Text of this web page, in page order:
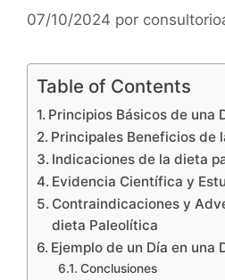
07/10/2024 por
Table of Contents
Principios Básicos de una
Principales Beneficios de
Indicaciones de la dieta
Evidencia Científica y
Contraindicaciones y
dieta Paleolítica
Ejemplo de un Día en una
Conclusiones